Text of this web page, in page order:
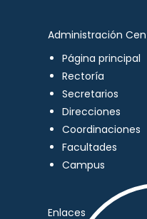
Administración
Página principal
Rectoría
Secretarios
Direcciones
Coordinaciones
Facultades
Campus
Enlaces